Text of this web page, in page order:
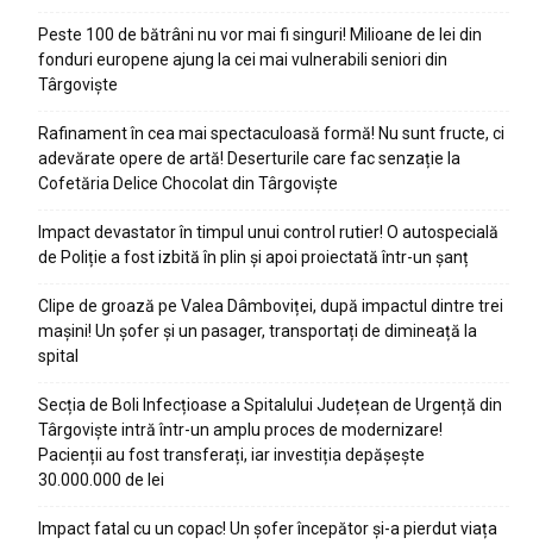
Peste 100 de bătrâni nu vor mai fi singuri! Milioane de lei din
fonduri europene ajung la cei mai vulnerabili seniori din
Târgoviște
Rafinament în cea mai spectaculoasă formă! Nu sunt fructe, ci
adevărate opere de artă! Deserturile care fac senzație la
Cofetăria Delice Chocolat din Târgoviște
Impact devastator în timpul unui control rutier! O autospecială
de Poliție a fost izbită în plin și apoi proiectată într-un șanț
Clipe de groază pe Valea Dâmboviței, după impactul dintre trei
mașini! Un șofer și un pasager, transportați de dimineață la
spital
Secția de Boli Infecțioase a Spitalului Județean de Urgență din
Târgoviște intră într-un amplu proces de modernizare!
Pacienții au fost transferați, iar investiția depășește
30.000.000 de lei
Impact fatal cu un copac! Un șofer începător și-a pierdut viața